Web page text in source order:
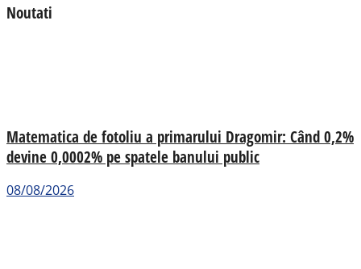
Noutati
Matematica de fotoliu a primarului Dragomir: Când 0,2%
devine 0,0002% pe spatele banului public
08/08/2026